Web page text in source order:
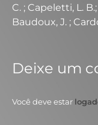
C. ; Capeletti, L.
Baudoux, J. ;
Deixe um
Você deve estar